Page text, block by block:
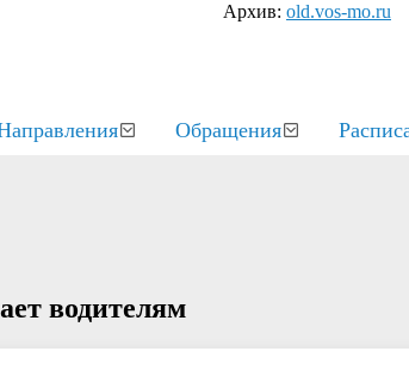
Архив: old.vos-mo.ru
Обращения
водителям